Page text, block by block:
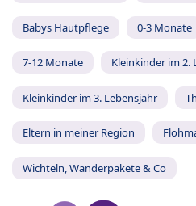
Babys Hautpflege 0-3 Monate
7-12 Monate Kleinkinder im 2.
Kleinkinder im 3. Lebensjahr
Eltern in meiner Region
Wichteln, Wanderpakete & Co